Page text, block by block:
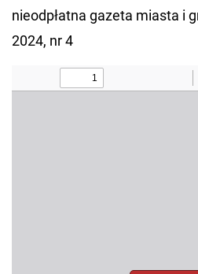
nieodpłatna gazeta miasta i
2024, nr 4